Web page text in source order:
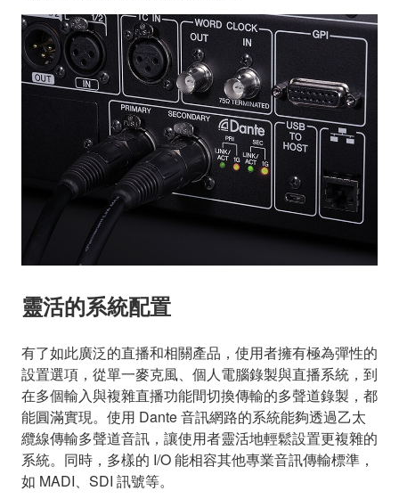
靈活的系統配置
有了如此廣泛的直播和相關產品，使用者擁有極為彈性的
設置選項，從單一麥克風、個人電腦錄製與直播系統，到
在多個輸入與複雜直播功能間切換傳輸的多聲道錄製，都
能圓滿實現。使用 Dante 音訊網路的系統能夠透過乙太
纜線傳輸多聲道音訊，讓使用者靈活地輕鬆設置更複雜的
系統。同時，多樣的 I/O 能相容其他專業音訊傳輸標準，
如 MADI、SDI 訊號等。